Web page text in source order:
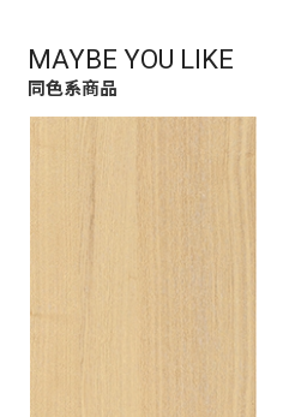
MAYBE YOU LIKE
同色系商品